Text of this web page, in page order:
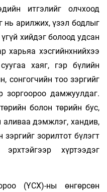
итгэлийг олчхоод
нь арилжих, үзэл бодлыг
хийдэг болоод удсан
харьяа хэсгийнхнийхээ
хаяг, гэр бүлийн
сонгогчийн тоо зэргийг
зоргоороо дамжуулдаг.
болон төрийн бус,
аливаа дэмжлэг, хандив,
зорилтот бүлэгт
хүртээдэг
(ҮСХ)-ны өнгөрсөн